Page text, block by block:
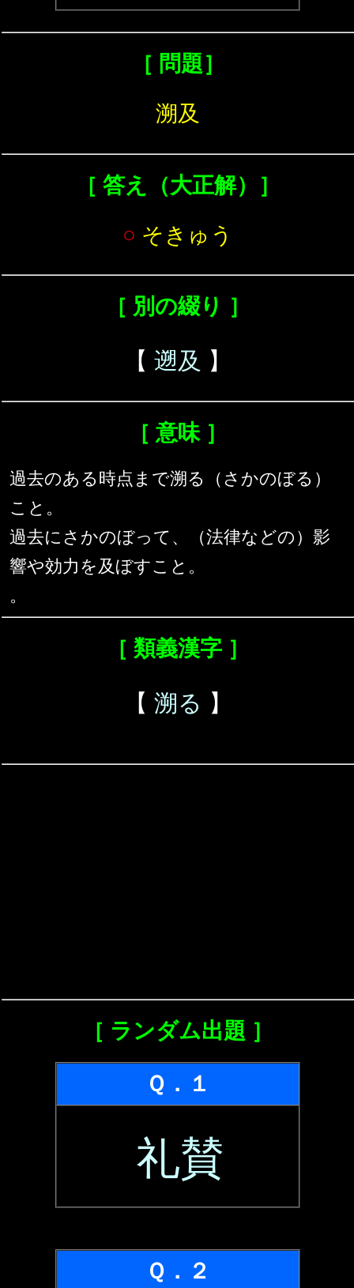
［ 問題］
溯及
［ 答え（大正解）］
○ そきゅう
［ 別の綴り ］
【 遡及 】
［ 意味 ］
過去のある時点まで溯る（さかのぼる）
こと。
過去にさかのぼって、（法律などの）影
響や効力を及ぼすこと。
。
［ 類義漢字 ］
【 溯る 】
［ ランダム出題 ］
Ｑ．１
礼賛
Ｑ．２